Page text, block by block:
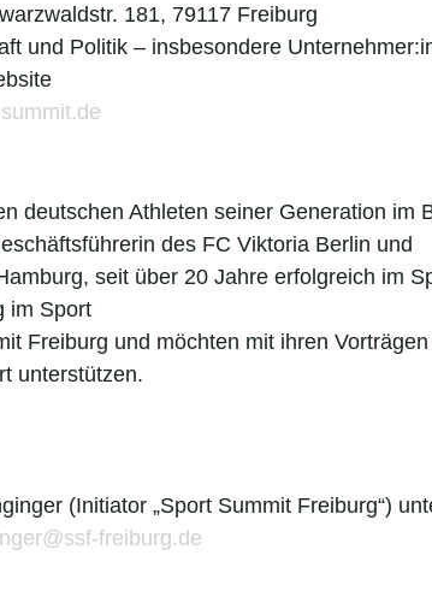
181, 79117 Freiburg
und Politik – insbesondere
deutschen Athleten seiner Generation im
des FC Viktoria Berlin und
seit über 20 Jahre erfolgreich im
im Sport
Freiburg und möchten mit ihren
unterstützen.
(Initiator „Sport Summit Freiburg“)
freiburg.de